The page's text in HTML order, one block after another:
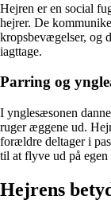
Hejren er en social
hejrer. De
kropsbevægelser, og
iagttage.
Parring og
I ynglesæsonen
ruger æggene ud.
forældre deltager i
til at flyve ud på egen
Hejrens